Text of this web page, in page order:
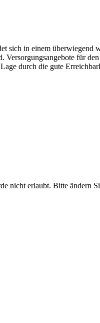
sich in einem
Versorgungsangebote für
durch die gute
nicht erlaubt. Bitte ändern